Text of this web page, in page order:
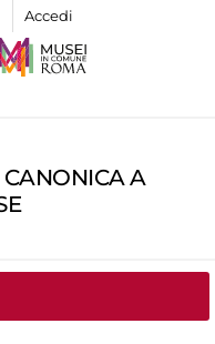
Accedi
CANONICA A